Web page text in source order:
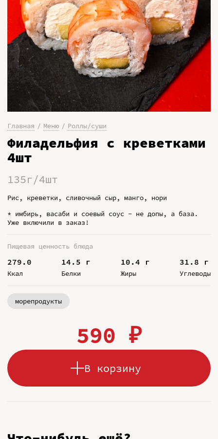
Главная Меню Роллы/суши
Филадельфия с креветками
4шт
135г/4шт
Рис, креветки, сливочный сыр, манго, нори
* имбирь, васаби и соевый соус - не допы, а база.
Уже включили в заказ!
Пищевая ценность блюда
279.0
Ккал
14.5 г
Белки
10.4 г
Жиры
31.8 г
Углеводы
морепродукты
590 ₽
В корзину